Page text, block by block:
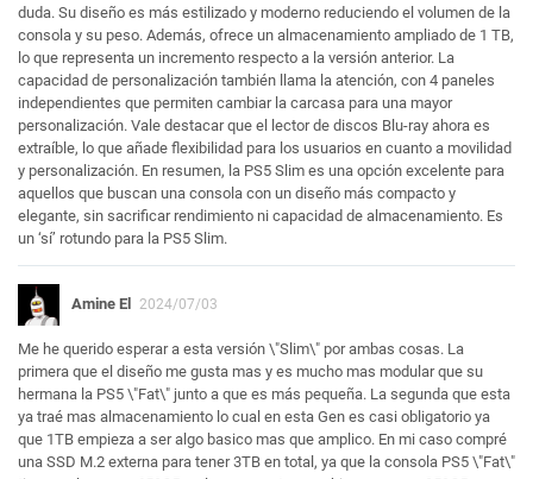
duda. Su diseño es más estilizado y moderno reduciendo el volumen de la
consola y su peso. Además, ofrece un almacenamiento ampliado de 1 TB,
lo que representa un incremento respecto a la versión anterior. La
capacidad de personalización también llama la atención, con 4 paneles
independientes que permiten cambiar la carcasa para una mayor
personalización. Vale destacar que el lector de discos Blu-ray ahora es
extraíble, lo que añade flexibilidad para los usuarios en cuanto a movilidad
y personalización. En resumen, la PS5 Slim es una opción excelente para
aquellos que buscan una consola con un diseño más compacto y
elegante, sin sacrificar rendimiento ni capacidad de almacenamiento. Es
un ‘sí’ rotundo para la PS5 Slim.
Amine El 2024/07/03
Me he querido esperar a esta versión \"Slim\" por ambas cosas. La
primera que el diseño me gusta mas y es mucho mas modular que su
hermana la PS5 \"Fat\" junto a que es más pequeña. La segunda que esta
ya traé mas almacenamiento lo cual en esta Gen es casi obligatorio ya
que 1TB empieza a ser algo basico mas que amplico. En mi caso compré
una SSD M.2 externa para tener 3TB en total, ya que la consola PS5 \"Fat\"